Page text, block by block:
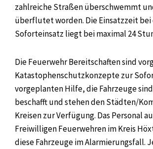
zahlreiche Straßen überschwemmt
überflutet worden. Die Einsatzzeit bei
Soforteinsatz liegt bei maximal 24
Die Feuerwehr Bereitschaften sind
Katastophenschutzkonzepte zur
vorgeplanten Hilfe, die Fahrzeuge
beschafft und stehen den Städten/
Kreisen zur Verfügung. Das Personal
Freiwilligen Feuerwehren im Kreis
diese Fahrzeuge im Alarmierungsfall.